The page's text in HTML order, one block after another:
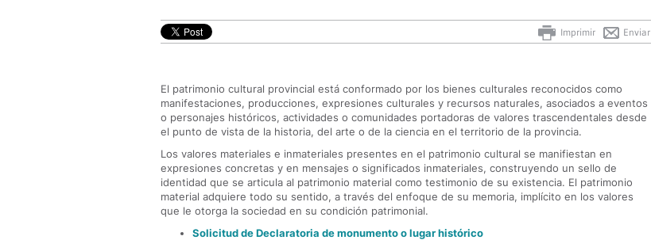
Enviar
Imprimir
El patrimonio cultural provincial está conformado por los bienes culturales reconocidos como
manifestaciones, producciones, expresiones culturales y recursos naturales, asociados a eventos
o personajes históricos, actividades o comunidades portadoras de valores trascendentales desde
el punto de vista de la historia, del arte o de la ciencia en el territorio de la provincia.
Los valores materiales e inmateriales presentes en el patrimonio cultural se manifiestan en
expresiones concretas y en mensajes o significados inmateriales, construyendo un sello de
identidad que se articula al patrimonio material como testimonio de su existencia. El patrimonio
material adquiere todo su sentido, a través del enfoque de su memoria, implícito en los valores
que le otorga la sociedad en su condición patrimonial.
Solicitud de Declaratoria de monumento o lugar histórico